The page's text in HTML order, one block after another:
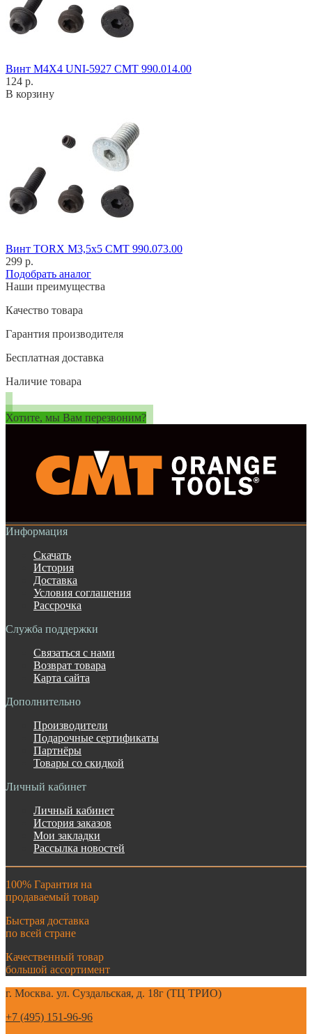
Винт M4X4 UNI-5927 CMT 990.014.00
124 р.
В корзину
Винт TORX M3,5x5 CMT 990.073.00
299 р.
Подобрать аналог
Наши преимущества
Качество товара
Гарантия производителя
Бесплатная доставка
Наличие товара
Хотите, мы Вам перезвоним?
Информация
Скачать
История
Доставка
Условия соглашения
Рассрочка
Служба поддержки
Связаться с нами
Возврат товара
Карта сайта
Дополнительно
Производители
Подарочные сертификаты
Партнёры
Товары со скидкой
Личный кабинет
Личный кабинет
История заказов
Мои закладки
Рассылка новостей
100% Гарантия на
продаваемый товар
Быстрая доставка
по всей стране
Качественный товар
большой ассортимент
г. Москва. ул. Суздальская, д. 18г (ТЦ ТРИО)
+7 (495) 151-96-96